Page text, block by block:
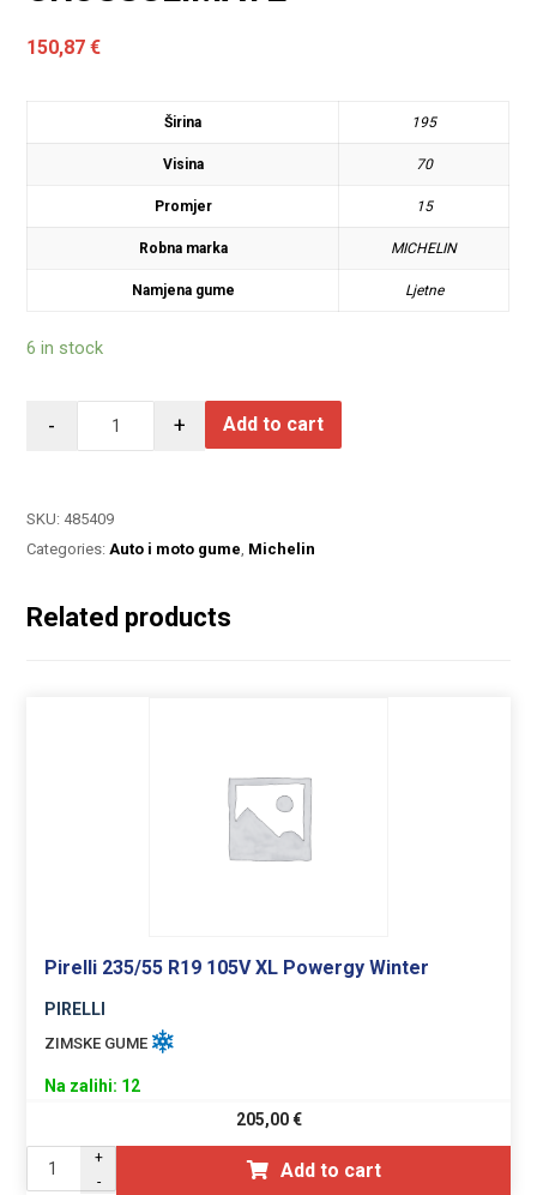
150,87€
Širina 195
Visina 70
Promjer 15
Robna marka MICHELIN
Namjena gume Ljetne
6 in stock
- + Add to cart
SKU: 485409
Categories:Auto i moto gume, Michelin
Related products
Pirelli 235/55 R19 105V XL Powergy Winter
PIRELLI
ZIMSKE GUME
Na zalihi: 12
205,00€
+
-
Add to cart